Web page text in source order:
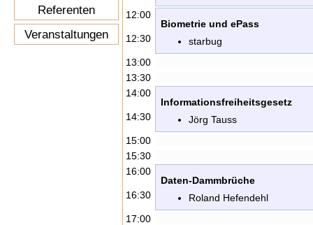
Referenten
Veranstaltungen
12:00
Biometrie und ePass
starbug
12:30
13:00
13:30
14:00
Informationsfreiheitsgesetz
Jörg Tauss
14:30
15:00
15:30
16:00
Daten-Dammbrüche
Roland Hefendehl
16:30
17:00